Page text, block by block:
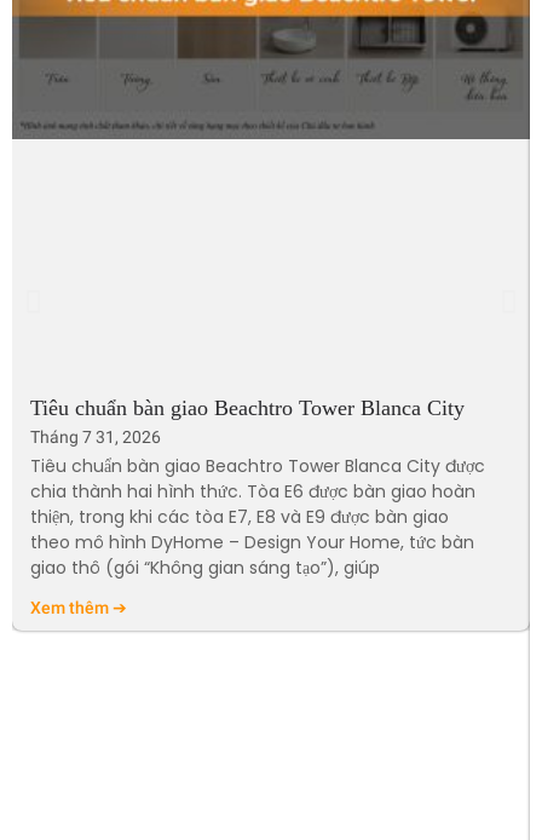
Tiêu chuẩn bàn giao Beachtro Tower Blanca City
Tháng 7 31, 2026
Tiêu chuẩn bàn giao Beachtro Tower Blanca City được
chia thành hai hình thức. Tòa E6 được bàn giao hoàn
thiện, trong khi các tòa E7, E8 và E9 được bàn giao
theo mô hình DyHome – Design Your Home, tức bàn
giao thô (gói “Không gian sáng tạo”), giúp
Xem thêm ➔